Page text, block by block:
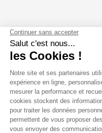
NOS PRODUITS
THE KASE